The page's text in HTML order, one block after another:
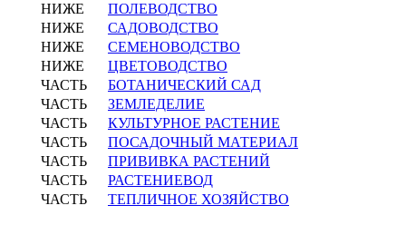
НИЖЕ
ПОЛЕВОДСТВО
НИЖЕ
САДОВОДСТВО
НИЖЕ
СЕМЕНОВОДСТВО
НИЖЕ
ЦВЕТОВОДСТВО
ЧАСТЬ
БОТАНИЧЕСКИЙ САД
ЧАСТЬ
ЗЕМЛЕДЕЛИЕ
ЧАСТЬ
КУЛЬТУРНОЕ РАСТЕНИЕ
ЧАСТЬ
ПОСАДОЧНЫЙ МАТЕРИАЛ
ЧАСТЬ
ПРИВИВКА РАСТЕНИЙ
ЧАСТЬ
РАСТЕНИЕВОД
ЧАСТЬ
ТЕПЛИЧНОЕ ХОЗЯЙСТВО